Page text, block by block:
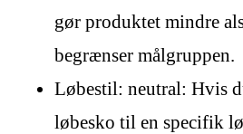
gør produktet mindre
begrænser målgruppen.
Løbestil: neutral: Hvis
løbesko til en specifik